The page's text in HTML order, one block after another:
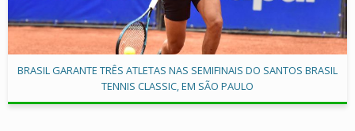
BRASIL GARANTE TRÊS ATLETAS NAS SEMIFINAIS DO SANTOS BRASIL
TENNIS CLASSIC, EM SÃO PAULO